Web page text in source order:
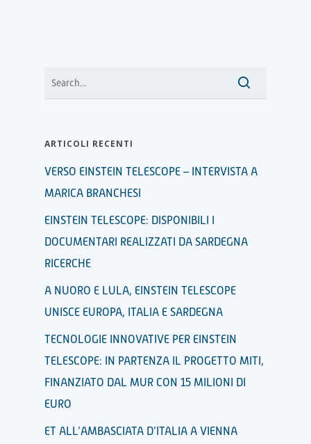
ARTICOLI RECENTI
VERSO EINSTEIN TELESCOPE – INTERVISTA A
MARICA BRANCHESI
EINSTEIN TELESCOPE: DISPONIBILI I
DOCUMENTARI REALIZZATI DA SARDEGNA
RICERCHE
A NUORO E LULA, EINSTEIN TELESCOPE
UNISCE EUROPA, ITALIA E SARDEGNA
TECNOLOGIE INNOVATIVE PER EINSTEIN
TELESCOPE: IN PARTENZA IL PROGETTO MITI,
FINANZIATO DAL MUR CON 15 MILIONI DI
EURO
ET ALL’AMBASCIATA D’ITALIA A VIENNA